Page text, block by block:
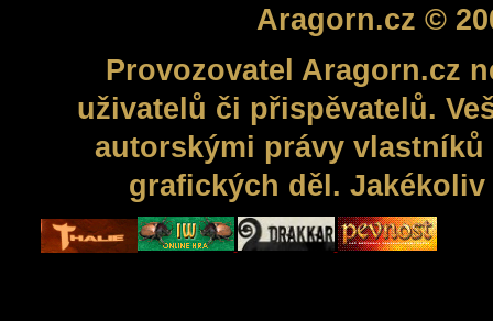
Aragorn.cz ©
Provozovatel Aragorn.cz
uživatelů či přispěvatelů.
autorskými právy
grafických děl.